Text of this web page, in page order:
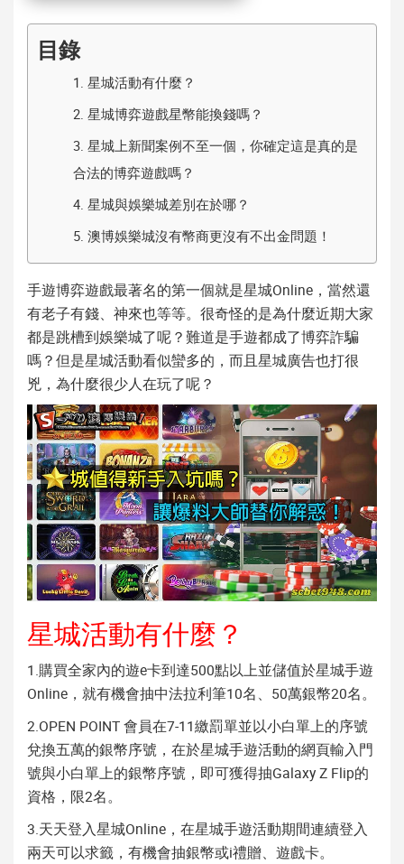
目錄
1. 星城活動有什麼？
2. 星城博弈遊戲星幣能換錢嗎？
3. 星城上新聞案例不至一個，你確定這是真的是
合法的博弈遊戲嗎？
4. 星城與娛樂城差別在於哪？
5. 澳博娛樂城沒有幣商更沒有不出金問題！
手遊博弈遊戲最著名的第一個就是星城Online ，當然還
有老子有錢、神來也等等。很奇怪的是為什麼近期大家
都是跳槽到娛樂城了呢？難道是手遊都成了博弈詐騙
嗎？但是星城活動看似蠻多的，而且星城廣告也打很
兇，為什麼很少人在玩了呢？
星城活動有什麼？
1.購買全家內的遊e卡到達500點以上並儲值於星城手遊
Online，就有機會抽中法拉利筆10名、50萬銀幣20名。
2.OPEN POINT 會員在7-11繳罰單並以小白單上的序號
兌換五萬的銀幣序號，在於星城手遊活動的網頁輸入門
號與小白單上的銀幣序號，即可獲得抽Galaxy Z Flip的
資格，限2名。
3.天天登入星城Online，在星城手遊活動期間連續登入
兩天可以求籤，有機會抽銀幣或i禮贈、遊戲卡。